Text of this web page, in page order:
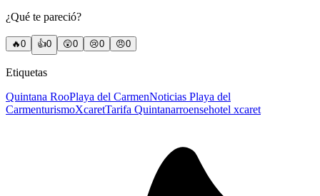
¿Qué te pareció?
🔥0 👍0 😲0 😢0 😠0
Etiquetas
Quintana RooPlaya del CarmenNoticias Playa del
CarmenturismoXcaretTarifa Quintanarroensehotel xcaret